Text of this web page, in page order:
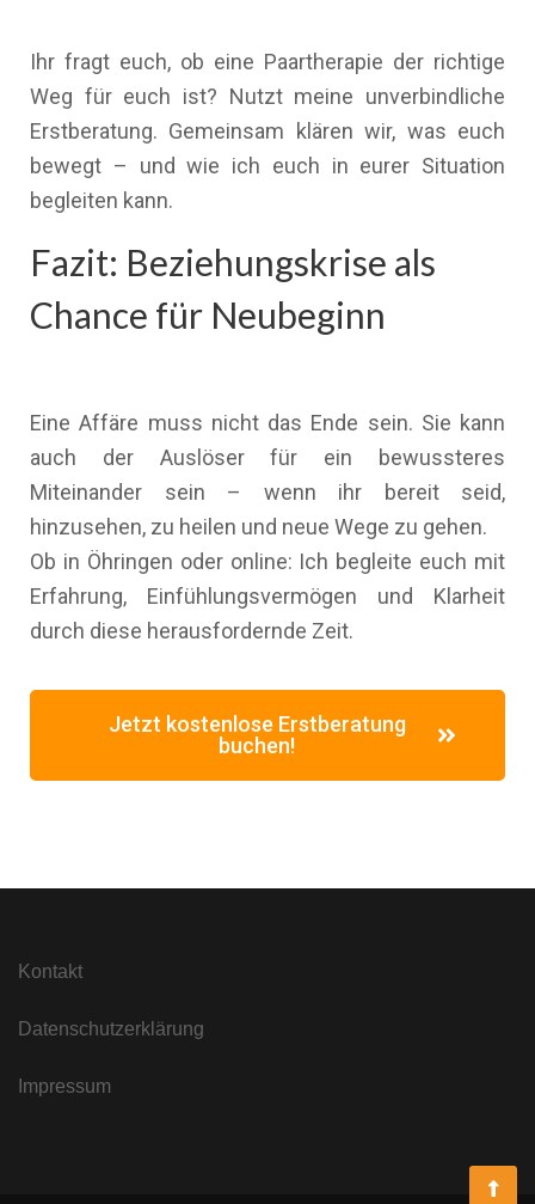
Ihr fragt euch, ob eine Paartherapie der richtige
Weg für euch ist? Nutzt meine unverbindliche
Erstberatung. Gemeinsam klären wir, was euch
bewegt – und wie ich euch in eurer Situation
begleiten kann.
Fazit: Beziehungskrise als
Chance für Neubeginn
Eine Affäre muss nicht das Ende sein. Sie kann
auch der Auslöser für ein bewussteres
Miteinander sein – wenn ihr bereit seid,
hinzusehen, zu heilen und neue Wege zu gehen.
Ob in Öhringen oder online: Ich begleite euch mit
Erfahrung, Einfühlungsvermögen und Klarheit
durch diese herausfordernde Zeit.
Jetzt kostenlose Erstberatung
buchen!
Kontakt
Datenschutzerklärung
Impressum